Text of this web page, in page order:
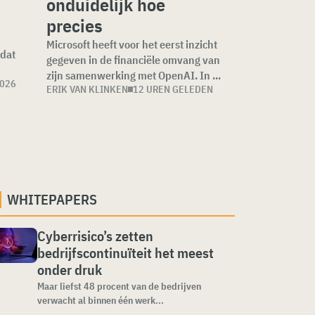
precies
Microsoft heeft voor het eerst inzicht
gegeven in de financiële omvang van
zijn samenwerking met OpenAI. In ...
ERIK VAN KLINKEN 12 UREN GELEDEN
WHITEPAPERS
Cyberrisico’s zetten
bedrijfscontinuïteit het meest
onder druk
Maar liefst 48 procent van de bedrijven
verwacht al binnen één werk...